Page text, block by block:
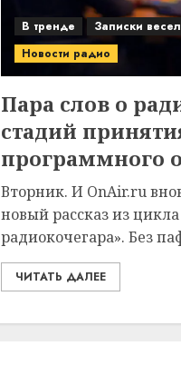
В тренде
Записки
Новости радио
Пара слов о
стадий
программного
Вторник. И OnAir.ru
новый рассказ из
радиокочегара». Без
ЧИТАТЬ ДАЛЕЕ